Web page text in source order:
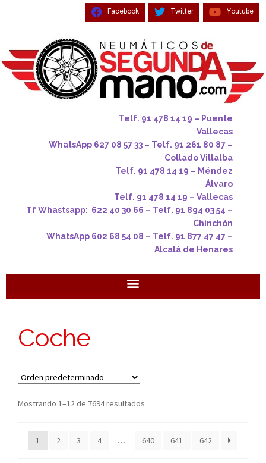
Facebook Twitter Youtube
Telf. 91 478 14 19 – Puente
Vallecas
WhatsApp 627 08 57 33 – Telf. 91 261 80 87 –
Collado Villalba
Telf. 91 478 14 19 – Méndez
Álvaro
Telf. 91 478 14 19 – Vallecas
Tf Whastsapp: 622 40 30 66 – Telf. 91 894 03 54 –
Chinchón
WhatsApp 602 68 54 08 – Telf. 91 877 47 47 –
Alcalá de Henares
Coche
Mostrando 1–12 de 7694 resultados
1 2 3 4 … 640 641 642